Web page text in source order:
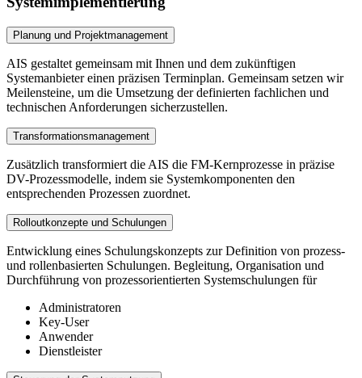
Planung und Projektmanagement
AIS gestaltet gemeinsam mit Ihnen und dem zukünftigen
Systemanbieter einen präzisen Terminplan. Gemeinsam setzen wir
Meilensteine, um die Umsetzung der definierten fachlichen und
technischen Anforderungen sicherzustellen.
Transformationsmanagement
Zusätzlich transformiert die AIS die FM-Kernprozesse in präzise
DV-Prozessmodelle, indem sie Systemkomponenten den
entsprechenden Prozessen zuordnet.
Rolloutkonzepte und Schulungen
Entwicklung eines Schulungskonzepts zur Definition von prozess-
und rollenbasierten Schulungen. Begleitung, Organisation und
Durchführung von prozessorientierten Systemschulungen für
Administratoren
Key-User
Anwender
Dienstleister